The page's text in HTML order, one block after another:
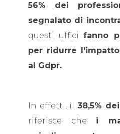
56% dei
segnalato di
questi ufficifanno
per ridurre
al Gdpr.
In effetti, il 38,5%
riferisce che i